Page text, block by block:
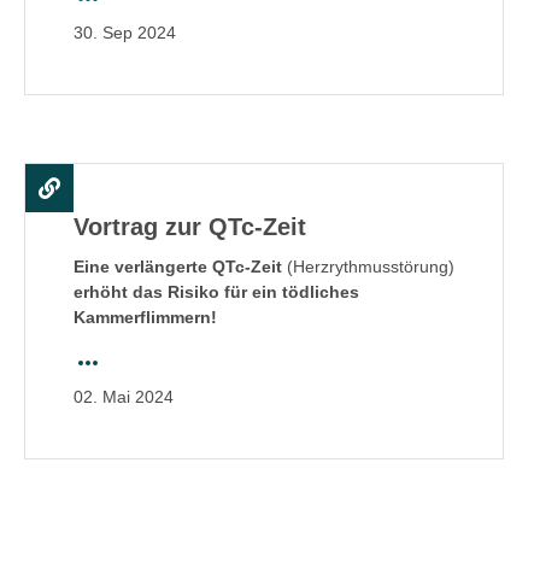
30. Sep 2024
Vortrag zur QTc-Zeit
Eine verlängerte QTc-Zeit (Herzrythmusstörung)
erhöht das Risiko für ein tödliches
Kammerflimmern!
02. Mai 2024